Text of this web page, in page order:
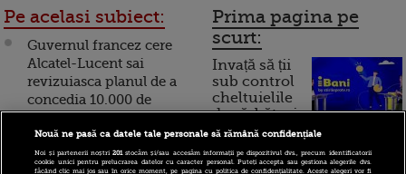
Pe acelasi subiect:
Guvernul francez cere
Alcatel-Lucent sai
revizuiasca planul de a
concedia 10.000 de
Alcatel-Lucent vrea sa
concedieze 10.000 de
Prima pagina pe
scurt:
Invață să ții
sub control
cheltuielile
de sărbători.
Cum
funcționează cardul de
Nouă ne pasă ca datele tale personale să rămână confidențiale
Noi și partenerii noștri201stocăm și/sau accesăm informații pe dispozitivul dvs., precum identificatorii
cookie unici pentru prelucrarea datelor cu caracter personal. Puteți accepta sau gestiona alegerile dvs.
făcând clic mai jos sau în orice moment, pe pagina cu politica de confidențialitate. Aceste alegeri vor fi